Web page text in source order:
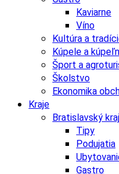
Kaviarne
Víno
Kultúra a
Kúpele a
Šport a
Školstvo
Ekonomika
Kraje
Bratislavský kraj
Tipy
Podujatia
Gastro